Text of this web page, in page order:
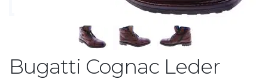
Bugatti Cognac Leder